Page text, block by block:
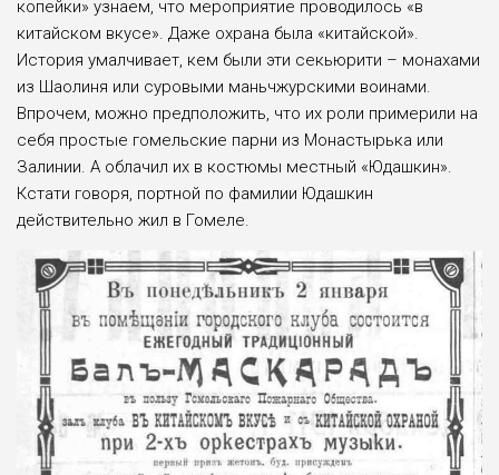
копейки» узнаем, что мероприятие проводилось «в
китайском вкусе». Даже охрана была «китайской».
История умалчивает, кем были эти секьюрити – монахами
из Шаолиня или суровыми маньчжурскими воинами.
Впрочем, можно предположить, что их роли примерили на
себя простые гомельские парни из Монастырька или
Залинии. А облачил их в костюмы местный «Юдашкин».
Кстати говоря, портной по фамилии Юдашкин
действительно жил в Гомеле.